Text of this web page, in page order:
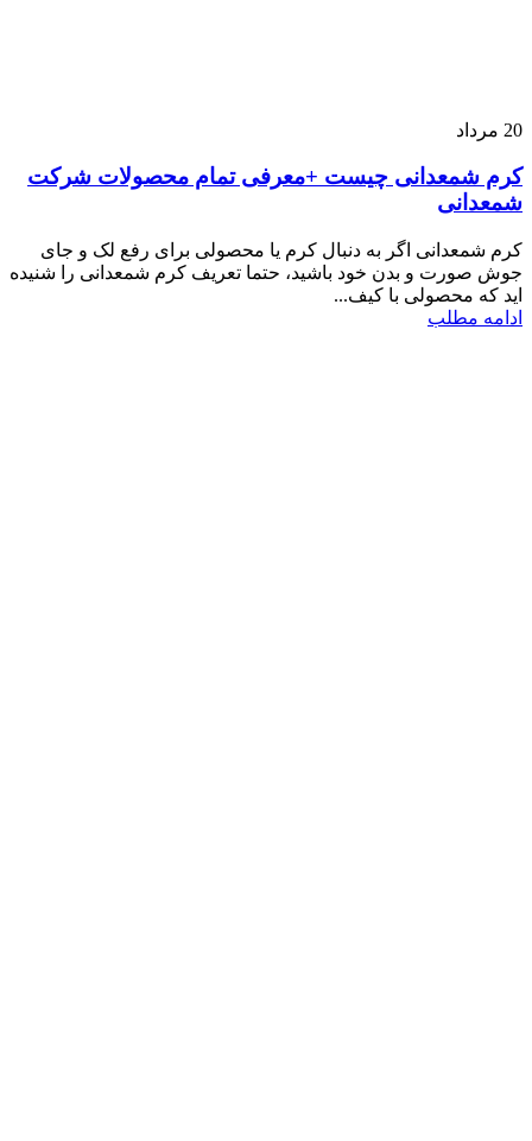
20 مرداد
کرم شمعدانی چیست +معرفی تمام محصولات شرکت
شمعدانی
کرم شمعدانی اگر به دنبال کرم یا محصولی برای رفع لک و جای
جوش صورت و بدن خود باشید، حتما تعریف کرم شمعدانی را شنیده
اید که محصولی با کیف...
ادامه مطلب